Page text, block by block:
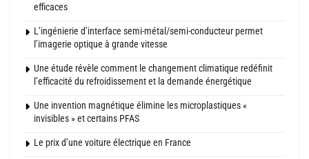
efficaces
L’ingénierie d’interface semi-métal/semi-conducteur permet
l’imagerie optique à grande vitesse
Une étude révèle comment le changement climatique redéfinit
l’efficacité du refroidissement et la demande énergétique
Une invention magnétique élimine les microplastiques «
invisibles » et certains PFAS
Le prix d’une voiture électrique en France